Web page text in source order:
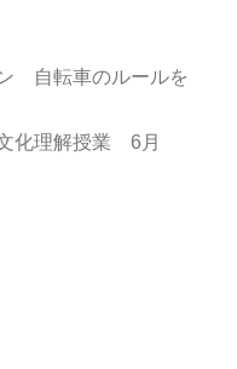
自転車のルールを
化理解授業 6月